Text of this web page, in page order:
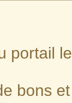
portail
bons